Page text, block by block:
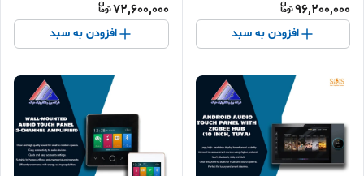
96,200,000
افزودن به سبد
72,600,000
افزودن به سبد